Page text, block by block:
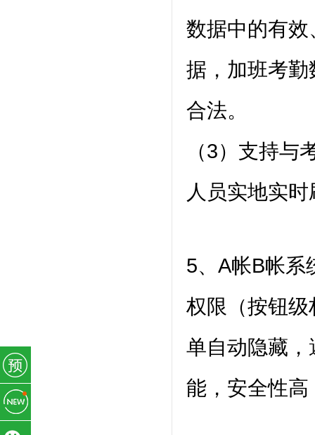
数据中的有
据，加班考
合法。
（3）支持
人员实地实
5、A帐B帐系
权限（按钮
单自动隐藏
能，安全性